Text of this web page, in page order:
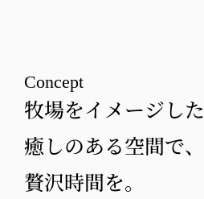
Concept
牧場をイメージした
癒しのある空間で、
贅沢時間を。